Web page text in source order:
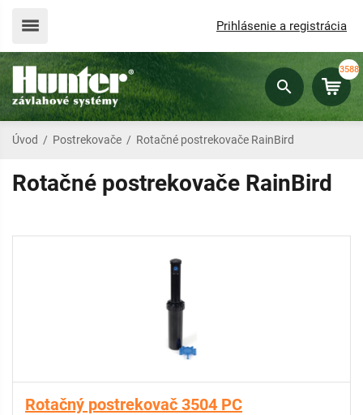
Prihlásenie a registrácia
3588
Úvod / Postrekovače / Rotačné postrekovače RainBird
Rotačné postrekovače RainBird
Rotačný postrekovač 3504 PC